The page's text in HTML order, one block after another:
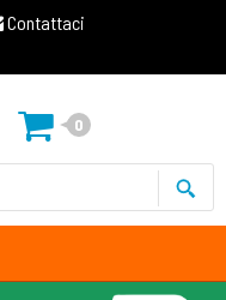
Contattaci
0